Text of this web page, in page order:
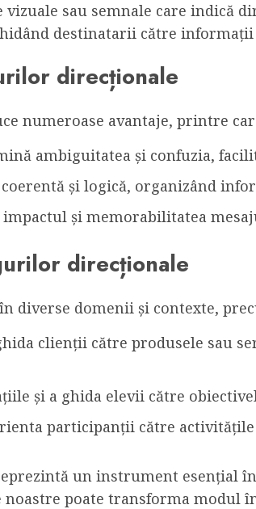
sau semnale care indică
destinatarii către
direcționale
numeroase avantaje, printre
ambiguitatea și confuzia,
și logică, organizând
și memorabilitatea
direcționale
diverse domenii și contexte,
clienții către produsele sau
și a ghida elevii către
participanții către
un instrument esențial
poate transforma modul